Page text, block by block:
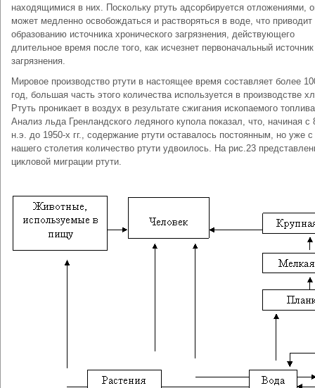
находящимися в них. Поскольку ртуть адсорбируется отложениями,
может медленно освобождаться и растворяться в воде, что приводит
образованию источника хронического загрязнения, действующего
длительное время после того, как исчезнет первоначальный источник
загрязнения.
Мировое производство ртути в настоящее время составляет более
год, большая часть этого количества используется в производстве
Ртуть проникает в воздух в результате сжигания ископаемого
Анализ льда Гренландского ледяного купола показал, что, начиная с
н.э. до 1950-х гг., содержание ртути оставалось постоянным, но уже с
нашего столетия количество ртути удвоилось. На рис.23
цикловой миграции ртути.